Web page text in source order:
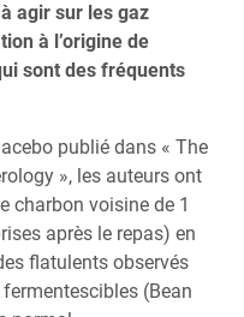
agir sur les gaz
à l’origine de
sont des fréquents
publié dans « The
», les auteurs ont
charbon voisine de 1
après le repas) en
flatulents observés
(Bean